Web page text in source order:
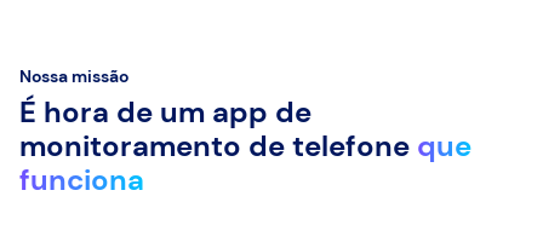
Nossa missão
É hora de um app de
monitoramento de telefone que
funciona